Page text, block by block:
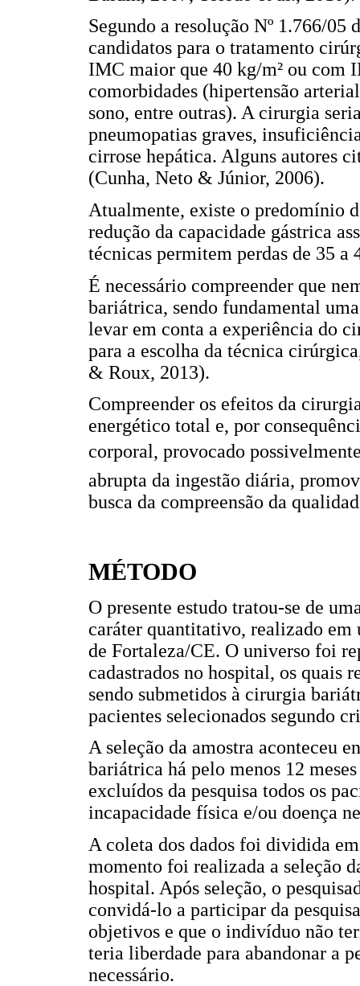
Segundo a resolução Nº 1.766/
candidatos para o tratamento
IMC maior que 40 kg/m² ou com
comorbidades (hipertensão
sono, entre outras). A cirurgia
pneumopatias graves,
cirrose hepática. Alguns autores
(Cunha, Neto & Júnior, 2006).
Atualmente, existe o predomínio
redução da capacidade gástrica
técnicas permitem perdas de 35
É necessário compreender que
bariátrica, sendo fundamental
levar em conta a experiência do
para a escolha da técnica
& Roux, 2013).
Compreender os efeitos da
energético total e, por
corporal, provocado
abrupta da ingestão diária,
busca da compreensão da
MÉTODO
O presente estudo tratou-se de
caráter quantitativo, realizado
de Fortaleza/CE. O universo foi
cadastrados no hospital, os quais
sendo submetidos à cirurgia
pacientes selecionados segundo
A seleção da amostra aconteceu
bariátrica há pelo menos 12
excluídos da pesquisa todos os
incapacidade física e/ou doença
A coleta dos dados foi dividida
momento foi realizada a seleção
hospital. Após seleção, o
convidá-lo a participar da
objetivos e que o indivíduo não
teria liberdade para abandonar a
necessário.